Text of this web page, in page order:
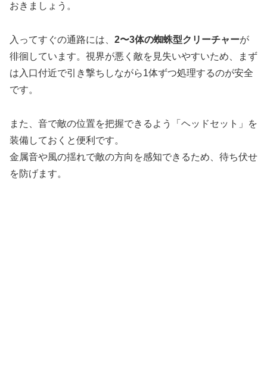
おきましょう。
入ってすぐの通路には、 2〜3体の蜘蛛型クリーチャーが
徘徊しています。視界が悪く敵を見失いやすいため、まず
は入口付近で引き撃ちしながら1体ずつ処理するのが安全
です。
また、音で敵の位置を把握できるよう「ヘッドセット」を
装備しておくと便利です。
金属音や風の揺れで敵の方向を感知できるため、待ち伏せ
を防げます。